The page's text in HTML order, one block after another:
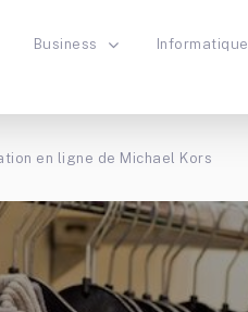
Business Informatique
en ligne de Michael Kors